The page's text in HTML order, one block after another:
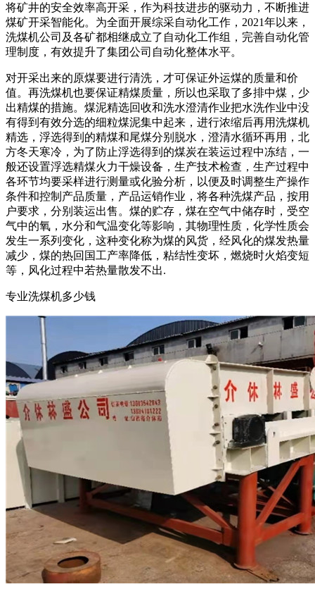
将矿井的安全效率高开采，作为科技进步的驱动力，不断推进
煤矿开采智能化。为全面开展综采自动化工作，2021年以来，
洗煤机公司及各矿都相继成立了自动化工作组，完善自动化管
理制度，有效提升了集团公司自动化整体水平。
对开采出来的原煤要进行清洗，才可保证外运煤的质量和价
值。再洗煤机也要保证精煤质量，所以也采取了多排中煤，少
出精煤的措施。煤泥精选回收和洗水澄清作业把水洗作业中没
有得到有效分选的细粒煤泥集中起来，进行浓缩后再用洗煤机
精选，浮选得到的精煤和尾煤分别脱水，澄清水循环再用，北
方冬天寒冷，为了防止浮选得到的煤炭在装运过程中冻结，一
般还设置浮选精煤火力干燥设备，生产技术检查，生产过程中
各环节均要采样进行测量或化验分析，以便及时调整生产操作
条件和控制产品质量，产品运销作业，将各种洗煤产品，按用
户要求，分别装运出售。煤的贮存，煤在空气中储存时，受空
气中的氧，水分和气温变化等影响，其物理性质，化学性质会
发生一系列变化，这种变化称为煤的风货，经风化的煤发热量
减少，煤的热回国工产率降低，粘结性变坏，燃烧时火焰变短
等，风化过程中若热量散发不出.
专业洗煤机多少钱